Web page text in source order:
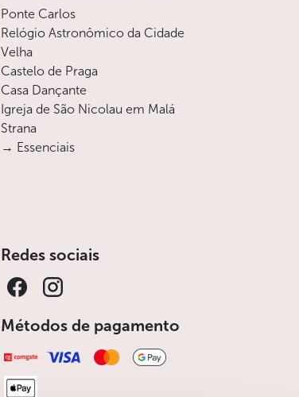
Ponte Carlos
Relógio Astronômico da Cidade
Velha
Castelo de Praga
Casa Dançante
Igreja de São Nicolau em Malá
Strana
→ Essenciais
Redes sociais
Métodos de pagamento